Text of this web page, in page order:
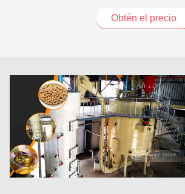
Obtén el precio